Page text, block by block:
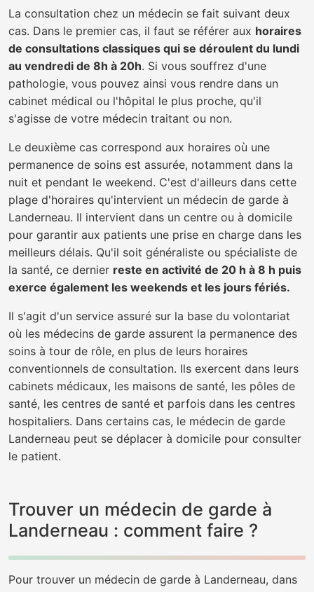
La consultation chez un médecin se fait suivant deux
cas. Dans le premier cas, il faut se référer aux horaires
de consultations classiques qui se déroulent du lundi
au vendredi de 8h à 20h. Si vous souffrez d'une
pathologie, vous pouvez ainsi vous rendre dans un
cabinet médical ou l'hôpital le plus proche, qu'il
s'agisse de votre médecin traitant ou non.
Le deuxième cas correspond aux horaires où une
permanence de soins est assurée, notamment dans la
nuit et pendant le weekend. C'est d'ailleurs dans cette
plage d'horaires qu'intervient un médecin de garde à
Landerneau. Il intervient dans un centre ou à domicile
pour garantir aux patients une prise en charge dans les
meilleurs délais. Qu'il soit généraliste ou spécialiste de
la santé, ce dernier reste en activité de 20 h à 8 h puis
exerce également les weekends et les jours fériés.
Il s'agit d'un service assuré sur la base du volontariat
où les médecins de garde assurent la permanence des
soins à tour de rôle, en plus de leurs horaires
conventionnels de consultation. Ils exercent dans leurs
cabinets médicaux, les maisons de santé, les pôles de
santé, les centres de santé et parfois dans les centres
hospitaliers. Dans certains cas, le médecin de garde
Landerneau peut se déplacer à domicile pour consulter
le patient.
Trouver un médecin de garde à
Landerneau : comment faire ?
Pour trouver un médecin de garde à Landerneau, dans